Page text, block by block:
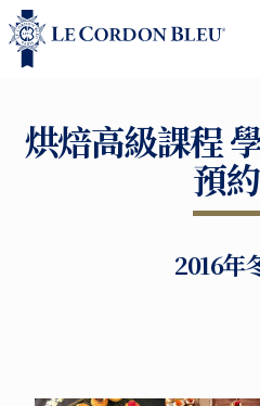
烘焙高級課程
預
2016年